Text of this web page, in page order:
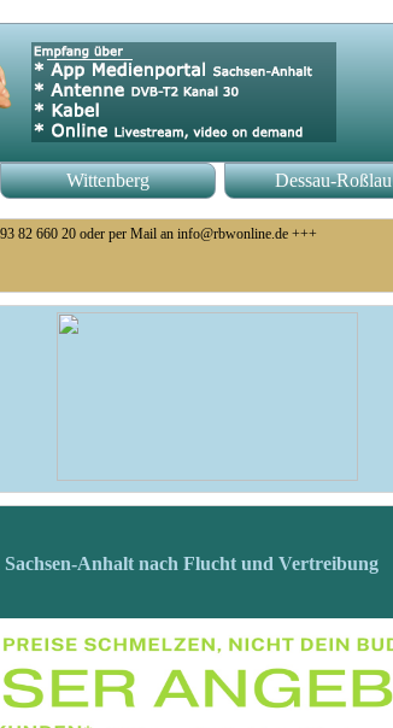
Wittenberg Dessau-Roßlau
82 660 20 oder per Mail an info@rbwonline.de +++
Anhalt nach Flucht und Vertreibung